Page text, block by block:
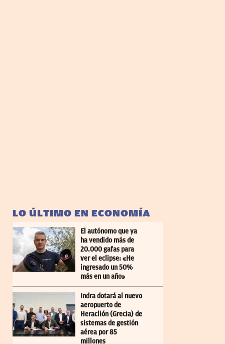
LO ÚLTIMO EN ECONOMÍA
El autónomo que ya
ha vendido más de
20.000 gafas para
ver el eclipse: «He
ingresado un 50%
más en un año»
Indra dotará al nuevo
aeropuerto de
Heraclión (Grecia) de
sistemas de gestión
aérea por 85
millones